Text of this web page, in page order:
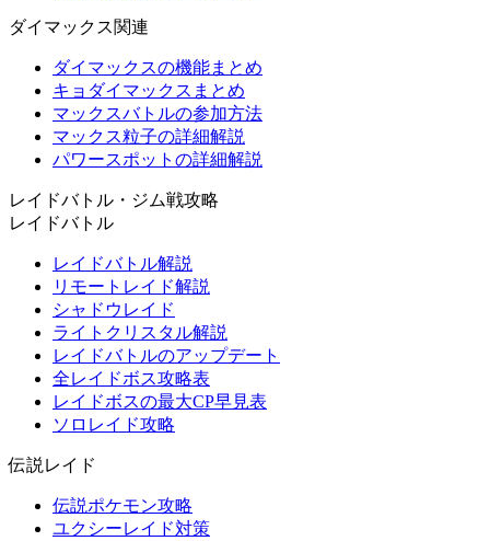
ダイマックス関連
ダイマックスの機能まとめ
キョダイマックスまとめ
マックスバトルの参加方法
マックス粒子の詳細解説
パワースポットの詳細解説
レイドバトル・ジム戦攻略
レイドバトル
レイドバトル解説
リモートレイド解説
シャドウレイド
ライトクリスタル解説
レイドバトルのアップデート
全レイドボス攻略表
レイドボスの最大CP早見表
ソロレイド攻略
伝説レイド
伝説ポケモン攻略
ユクシーレイド対策